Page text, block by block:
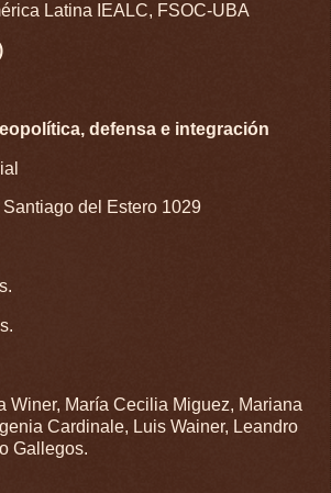
Latina IEALC, FSOC-UBA
defensa e integración
del Estero 1029
Winer, María Cecilia Miguez, Mariana
Cardinale, Luis Wainer, Leandro
Gallegos.